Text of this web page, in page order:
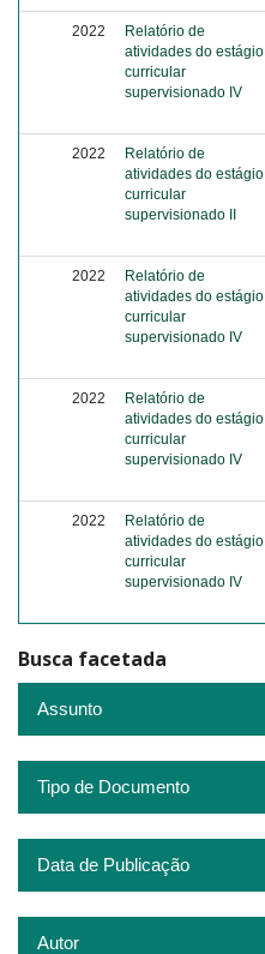
2022
Relatório de
atividades do estágio
curricular
supervisionado IV
2022
Relatório de
atividades do estágio
curricular
supervisionado II
2022
Relatório de
atividades do estágio
curricular
supervisionado IV
2022
Relatório de
atividades do estágio
curricular
supervisionado IV
2022
Relatório de
atividades do estágio
curricular
supervisionado IV
Busca facetada
Assunto
Tipo de Documento
Data de Publicação
Autor